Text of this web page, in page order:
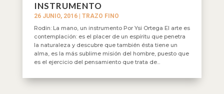
INSTRUMENTO
26 JUNIO, 2016| TRAZO FINO
Rodin: La mano, un instrumento Por Ysi Ortega El arte es
contemplación: es el placer de un espíritu que penetra
la naturaleza y descubre que también ésta tiene un
alma, es la más sublime misión del hombre, puesto que
es el ejercicio del pensamiento que trata de...